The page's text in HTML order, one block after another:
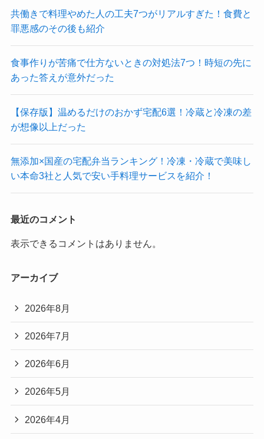
共働きで料理やめた人の工夫7つがリアルすぎた！食費と
罪悪感のその後も紹介
食事作りが苦痛で仕方ないときの対処法7つ！時短の先に
あった答えが意外だった
【保存版】温めるだけのおかず宅配6選！冷蔵と冷凍の差
が想像以上だった
無添加×国産の宅配弁当ランキング！冷凍・冷蔵で美味し
い本命3社と人気で安い手料理サービスを紹介！
最近のコメント
表示できるコメントはありません。
アーカイブ
2026年8月
2026年7月
2026年6月
2026年5月
2026年4月